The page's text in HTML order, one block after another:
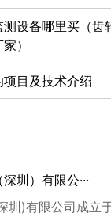
设备哪里买（齿
）
目及技术介绍
圳）有限公···
圳)有限公司成立